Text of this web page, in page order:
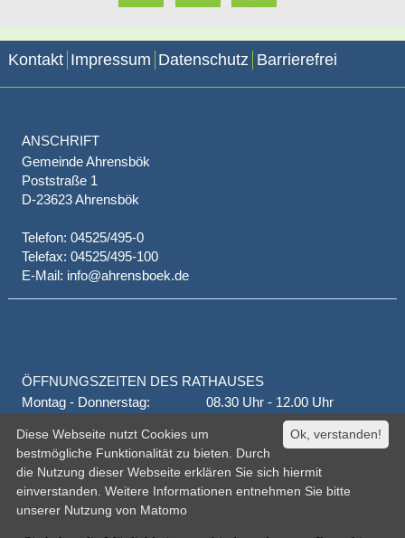
Kontakt Impressum Datenschutz Barrierefrei
ANSCHRIFT
Gemeinde Ahrensbök
Poststraße 1
D-23623 Ahrensbök
Telefon: 04525/495-0
Telefax: 04525/495-100
E-Mail: info@ahrensboek.de
ÖFFNUNGSZEITEN DES RATHAUSES
Montag - Donnerstag:
08.30 Uhr - 12.00 Uhr
14.00 Uhr - 18.00 Uhr
jeden 1. und 3. Montag
16.00 Uhr - 18.00 Uhr
Freitag
geschlossen
oder nach Vereinbarung
Ok, verstanden!
Diese Webseite nutzt Cookies um
bestmögliche Funktionalität zu bieten. Durch
die Nutzung dieser Webseite erklären Sie sich hiermit
einverstanden. Weitere Informationen entnehmen Sie bitte
unserer Nutzung von Matomo